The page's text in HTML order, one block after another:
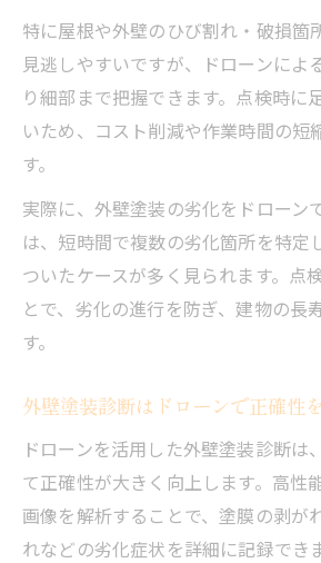
外壁塗装調査の負担軽減に
外壁塗装で足場不要の安
外壁塗装調査の作業効率
外壁塗装費用の節約術と
外壁塗装の補助金を活用
外壁塗装費用と補助金の
外壁塗装の賢い選択で費
外壁塗装診断は補助金申
ひび割れ発見に役立つ最新ドロ
躍
外壁塗装の劣化診断はド
外壁塗装で小さなひび割れ
特に屋根や外壁のひび割れ・破損箇
見逃しやすいですが、ドローンによ
り細部まで把握できます。点検時に
いため、コスト削減や作業時間の短
す。
実際に、外壁塗装の劣化をドローン
は、短時間で複数の劣化箇所を特定
ついたケースが多く見られます。点
とで、劣化の進行を防ぎ、建物の長
す。
外壁塗装診断はドローンで正確性
ドローンを活用した外壁塗装診断は
て正確性が大きく向上します。高性
画像を解析することで、塗膜の剥が
れなどの劣化症状を詳細に記録できま